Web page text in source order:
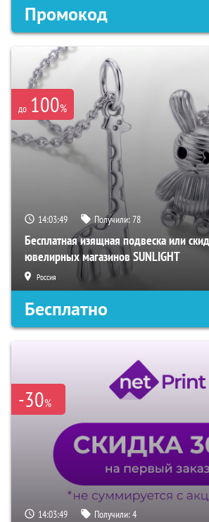
Промокод
до 100%
14:03:48 Получили:78
Бесплатная изящная подвеска или
ювелирных магазинов SUNLIGHT
Россия
Бесплатно
-30%
14:03:48 Получили:4